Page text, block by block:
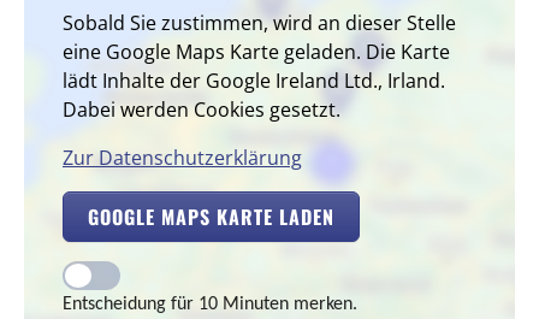
Sobald Sie zustimmen, wird an dieser Stelle
eine Google Maps Karte geladen. Die Karte
lädt Inhalte der Google Ireland Ltd., Irland.
Dabei werden Cookies gesetzt.
Zur Datenschutzerklärung
GOOGLE MAPS KARTE LADEN
Entscheidung für 10 Minuten merken.